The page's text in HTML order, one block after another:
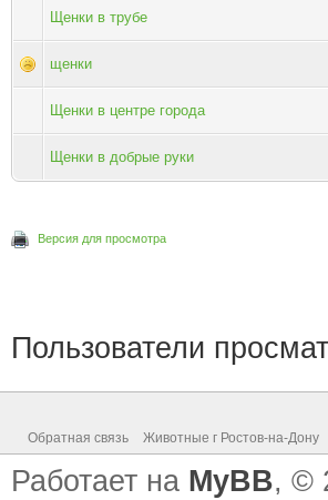
Щенки в трубе
щенки
Щенки в центре города
Щенки в добрые руки
Версия для просмотра
Пользователи
Обратная связь Животные г Ростов-на-Дону
Работает на MyBB, ©